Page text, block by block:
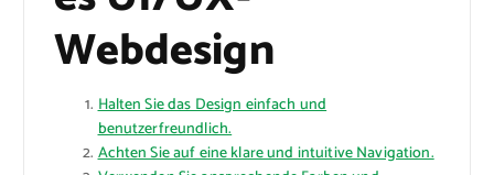
Webdesign
Halten Sie das Design einfach und
benutzerfreundlich.
Achten Sie auf eine klare und intuitive Navigation.